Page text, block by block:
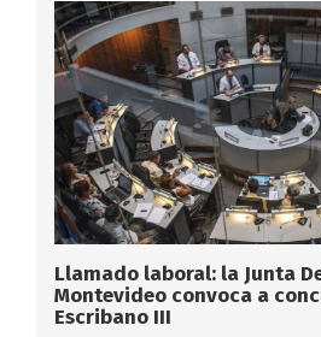
Llamado laboral: la Junta
Montevideo convoca a
Escribano III